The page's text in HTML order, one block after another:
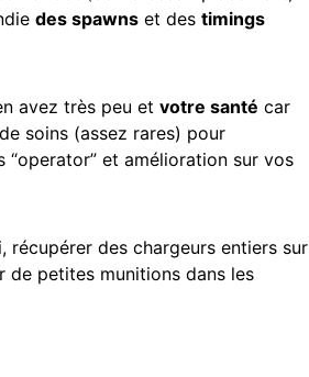
des spawns et des timings
avez très peu et votre santé car
soins (assez rares) pour
et amélioration sur vos
récupérer des chargeurs entiers sur
de petites munitions dans les